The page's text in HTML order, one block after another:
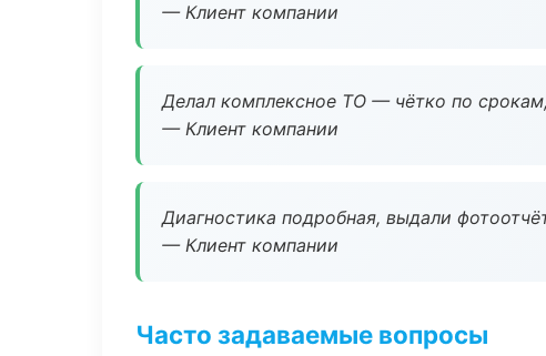
— Клиент компании
Делал комплексное ТО — чётко по
— Клиент компании
Диагностика подробная, выдали
— Клиент компании
Часто задаваемые вопросы